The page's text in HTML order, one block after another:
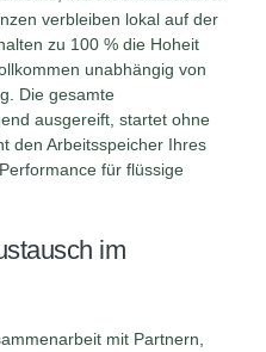
verbleiben lokal auf der
zu 100 % die Hoheit
unabhängig von
Die gesamte
ausgereift, startet ohne
den Arbeitsspeicher Ihres
für flüssige
im
mit Partnern,